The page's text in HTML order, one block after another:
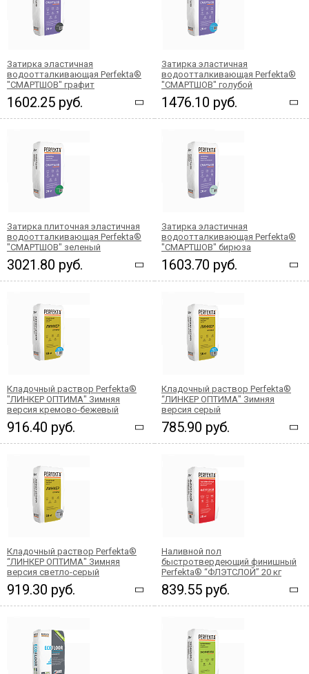
Затирка эластичная
водоотталкивающая Perfekta®
"СМАРТШОВ" графит
1602.25 руб.
Затирка эластичная
водоотталкивающая Perfekta®
"СМАРТШОВ" голубой
1476.10 руб.
Затирка плиточная эластичная
водоотталкивающая Perfekta®
"СМАРТШОВ" зеленый
3021.80 руб.
Затирка эластичная
водоотталкивающая Perfekta®
"СМАРТШОВ" бирюза
1603.70 руб.
Кладочный раствор Perfekta®
"ЛИНКЕР ОПТИМА" Зимняя
версия кремово-бежевый
916.40 руб.
Кладочный раствор Perfekta®
“ЛИНКЕР ОПТИМА" Зимняя
версия серый
785.90 руб.
Кладочный раствор Perfekta®
“ЛИНКЕР ОПТИМА" Зимняя
версия светло-серый
919.30 руб.
Наливной пол
быстротвердеющий финишный
Perfekta® “ФЛЭТСЛОЙ” 20 кг
839.55 руб.